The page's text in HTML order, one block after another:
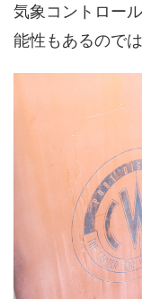
気象コントロー
能性もあるので